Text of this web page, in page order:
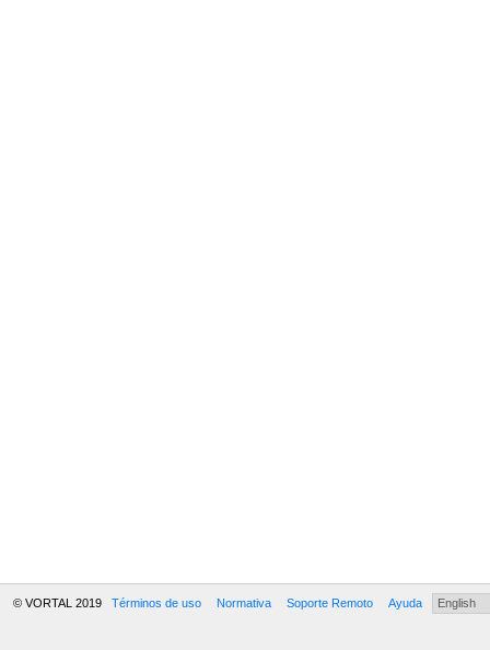
© VORTAL 2019 Términos de uso Normativa Soporte Remoto Ayuda